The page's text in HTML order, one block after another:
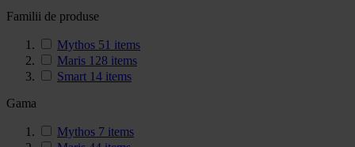
Familii de produse
Mythos 51 items
Maris 128 items
Smart 14 items
Gama
Mythos 7 items